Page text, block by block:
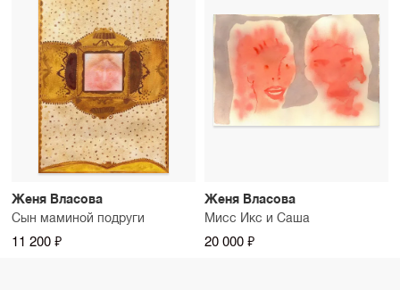
Женя Власова
Сын маминой подруги
11 200 ₽
Женя Власова
Мисс Икс и Саша
20 000 ₽